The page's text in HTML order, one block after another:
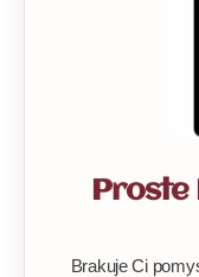
Proste
Brakuje Ci